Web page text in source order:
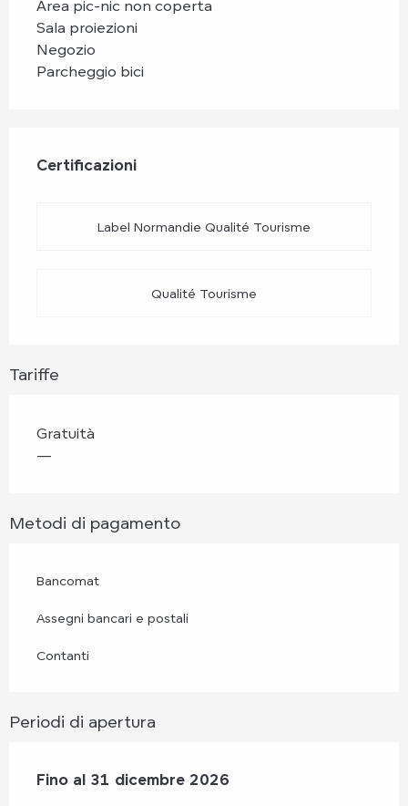
Area pic-nic non coperta
Sala proiezioni
Negozio
Parcheggio bici
Certificazioni
Certificazioni
Label Normandie Qualité Tourisme
Qualité Tourisme
Tariffe
Gratuità
—
Metodi di pagamento
Bancomat
Assegni bancari e postali
Contanti
Periodi di apertura
Dal2 gennaio 2026 al31 dicembre 2026
Fino al 31 dicembre 2026